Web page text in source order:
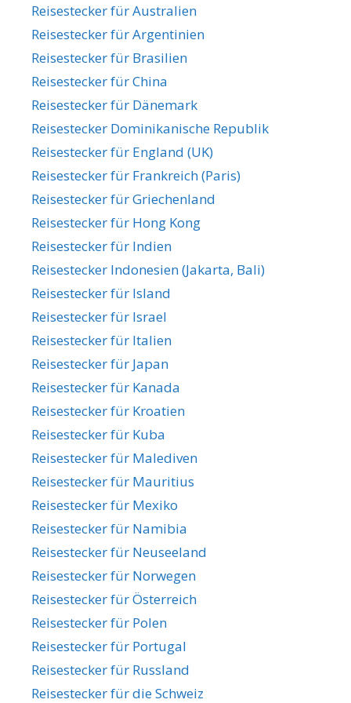
Reisestecker für Australien
Reisestecker für Argentinien
Reisestecker für Brasilien
Reisestecker für China
Reisestecker für Dänemark
Reisestecker Dominikanische Republik
Reisestecker für England (UK)
Reisestecker für Frankreich (Paris)
Reisestecker für Griechenland
Reisestecker für Hong Kong
Reisestecker für Indien
Reisestecker Indonesien (Jakarta, Bali)
Reisestecker für Island
Reisestecker für Israel
Reisestecker für Italien
Reisestecker für Japan
Reisestecker für Kanada
Reisestecker für Kroatien
Reisestecker für Kuba
Reisestecker für Malediven
Reisestecker für Mauritius
Reisestecker für Mexiko
Reisestecker für Namibia
Reisestecker für Neuseeland
Reisestecker für Norwegen
Reisestecker für Österreich
Reisestecker für Polen
Reisestecker für Portugal
Reisestecker für Russland
Reisestecker für die Schweiz